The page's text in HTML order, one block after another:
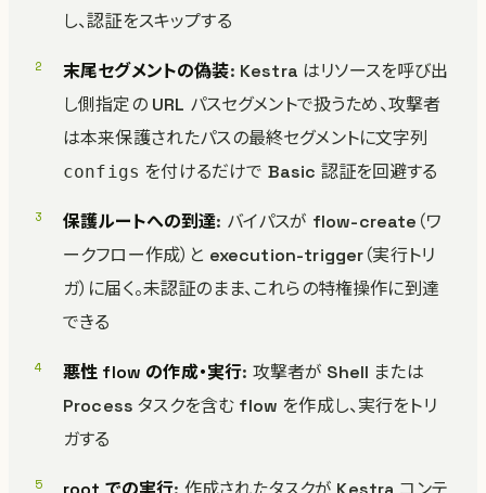
し、認証をスキップする
末尾セグメントの偽装: Kestra はリソースを呼び出
し側指定の URL パスセグメントで扱うため、攻撃者
は本来保護されたパスの最終セグメントに文字列
configs を付けるだけで Basic 認証を回避する
保護ルートへの到達: バイパスが flow-create（ワ
ークフロー作成）と execution-trigger（実行トリ
ガ）に届く。未認証のまま、これらの特権操作に到達
できる
悪性 flow の作成・実行: 攻撃者が Shell または
Process タスクを含む flow を作成し、実行をトリ
ガする